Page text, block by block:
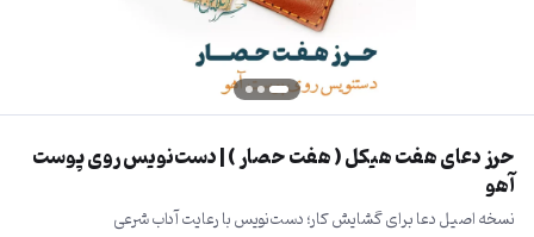
حرز دعای هفت هیکل ( هفت حصار ) | دست‌نویس روی پوست
آهو
نسخه اصیل دعا برای گشایش کار؛ دست‌نویس با رعایت آداب شرعی